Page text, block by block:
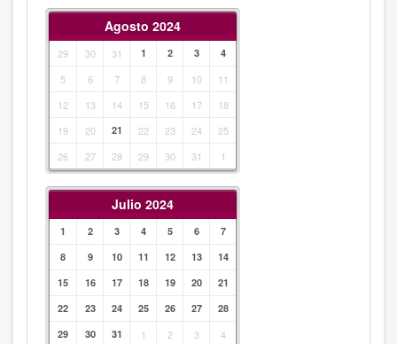
Agosto 2024
29 30 31 1 2 3 4
5 6 7 8 9 10
11
12
13 14 15 16 17
18
19
20 21 22 23 24
25
26
27 28 29 30 31 1
Julio 2024
1 2 3 4 5 6
7
8
9 10 11 12 13
14
15
16 17 18 19 20
21
22
23 24 25 26 27
28
29
30 31 1 2 3 4